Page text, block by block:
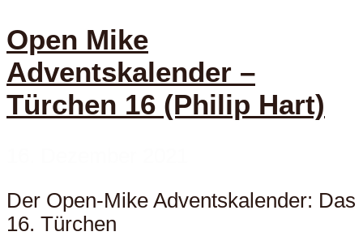
Open Mike
Adventskalender –
Türchen 16 (Philip Hart)
Der Open-Mike Adventskalender: Das
16. Türchen